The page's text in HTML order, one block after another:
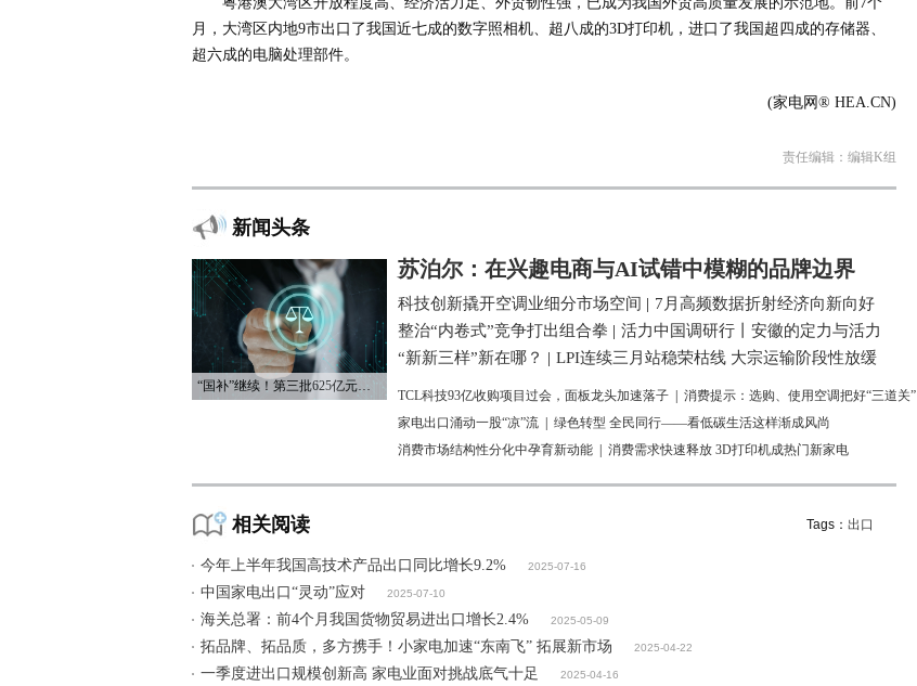
月，大湾区内地9市出口了我国近七成的数字照相机、超八成的3D打印机，进口了我国超四成的存储器、
超六成的电脑处理部件。
(家电网® HEA.CN)
责任编辑：编辑K组
新闻头条
“国补”继续！第三批625亿元资金已下达
苏泊尔：在兴趣电商与AI试错中模糊的品牌边界
科技创新撬开空调业细分市场空间 | 7月高频数据折射经济向新向好
整治“内卷式”竞争打出组合拳 | 活力中国调研行丨安徽的定力与活力
“新新三样”新在哪？ | LPI连续三月站稳荣枯线 大宗运输阶段性放缓
TCL科技93亿收购项目过会，面板龙头加速落子
消费提示：选购、使用空调把好“三道关”
家电出口涌动一股“凉”流
绿色转型 全民同行——看低碳生活这样渐成风尚
消费市场结构性分化中孕育新动能
消费需求快速释放 3D打印机成热门新家电
相关阅读 Tags： 出口
今年上半年我国高技术产品出口同比增长9.2% 2025-07-16
中国家电出口“灵动”应对 2025-07-10
海关总署：前4个月我国货物贸易进出口增长2.4% 2025-05-09
拓品牌、拓品质，多方携手！小家电加速“东南飞” 拓展新市场 2025-04-22
一季度进出口规模创新高 家电业面对挑战底气十足 2025-04-16